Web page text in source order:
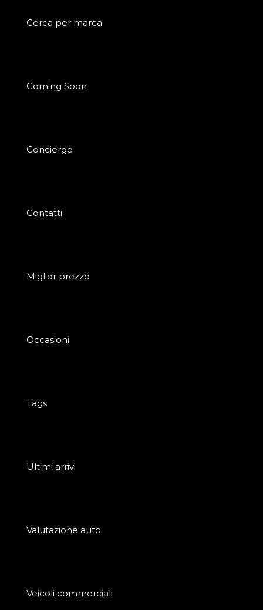
Cerca per marca
Coming Soon
Concierge
Contatti
Miglior prezzo
Occasioni
Tags
Ultimi arrivi
Valutazione auto
Veicoli commerciali